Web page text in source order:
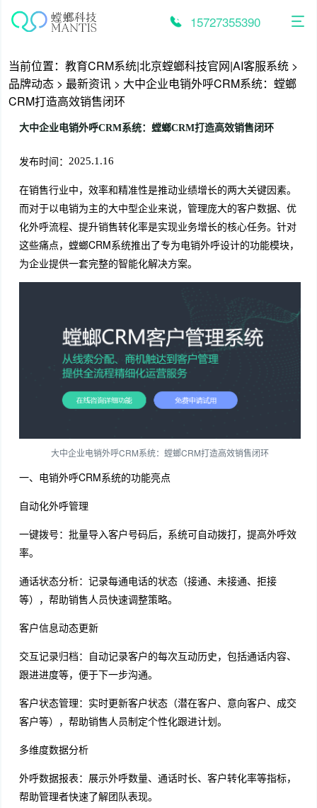
15727355390
当前位置： 教育CRM系统|北京螳螂科技官网|AI客服系统 >
品牌动态 > 最新资讯 > 大中企业电销外呼CRM系统：螳螂
CRM打造高效销售闭环
大中企业电销外呼CRM系统：螳螂CRM打造高效销售闭环
发布时间： 2025.1.16
在销售行业中，效率和精准性是推动业绩增长的两大关键因素。
而对于以电销为主的大中型企业来说，管理庞大的客户数据、优
化外呼流程、提升销售转化率是实现业务增长的核心任务。针对
这些痛点，螳螂CRM系统推出了专为电销外呼设计的功能模块，
为企业提供一套完整的智能化解决方案。
大中企业电销外呼CRM系统：螳螂CRM打造高效销售闭环
一、电销外呼CRM系统的功能亮点
自动化外呼管理
一键拨号：批量导入客户号码后，系统可自动拨打，提高外呼效
率。
通话状态分析：记录每通电话的状态（接通、未接通、拒接
等），帮助销售人员快速调整策略。
客户信息动态更新
交互记录归档：自动记录客户的每次互动历史，包括通话内容、
跟进进度等，便于下一步沟通。
客户状态管理：实时更新客户状态（潜在客户、意向客户、成交
客户等），帮助销售人员制定个性化跟进计划。
多维度数据分析
外呼数据报表：展示外呼数量、通话时长、客户转化率等指标，
帮助管理者快速了解团队表现。